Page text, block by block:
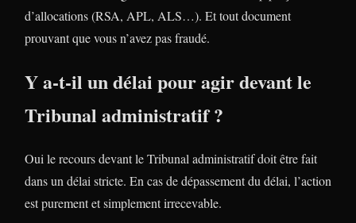
d’allocations (RSA, APL, ALS…). Et tout document
prouvant que vous n’avez pas fraudé.
Y a-t-il un délai pour agir devant le
Tribunal administratif ?
Oui le recours devant le Tribunal administratif doit être fait
dans un délai stricte. En cas de dépassement du délai, l’action
est purement et simplement irrecevable.